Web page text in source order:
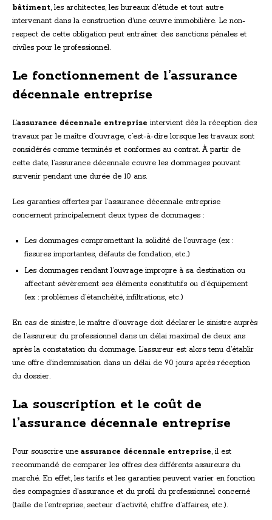
bâtiment, les architectes, les bureaux d’étude et tout autre
intervenant dans la construction d’une œuvre immobilière. Le non-
respect de cette obligation peut entraîner des sanctions pénales et
civiles pour le professionnel.
Le fonctionnement de l’assurance
décennale entreprise
L’assurance décennale entreprise intervient dès la réception des
travaux par le maître d’ouvrage, c’est-à-dire lorsque les travaux sont
considérés comme terminés et conformes au contrat. À partir de
cette date, l’assurance décennale couvre les dommages pouvant
survenir pendant une durée de 10 ans.
Les garanties offertes par l’assurance décennale entreprise
concernent principalement deux types de dommages :
Les dommages compromettant la solidité de l’ouvrage (ex :
fissures importantes, défauts de fondation, etc.)
Les dommages rendant l’ouvrage impropre à sa destination ou
affectant sévèrement ses éléments constitutifs ou d’équipement
(ex : problèmes d’étanchéité, infiltrations, etc.)
En cas de sinistre, le maître d’ouvrage doit déclarer le sinistre auprès
de l’assureur du professionnel dans un délai maximal de deux ans
après la constatation du dommage. L’assureur est alors tenu d’établir
une offre d’indemnisation dans un délai de 90 jours après réception
du dossier.
La souscription et le coût de
l’assurance décennale entreprise
Pour souscrire une assurance décennale entreprise, il est
recommandé de comparer les offres des différents assureurs du
marché. En effet, les tarifs et les garanties peuvent varier en fonction
des compagnies d’assurance et du profil du professionnel concerné
(taille de l’entreprise, secteur d’activité, chiffre d’affaires, etc.).